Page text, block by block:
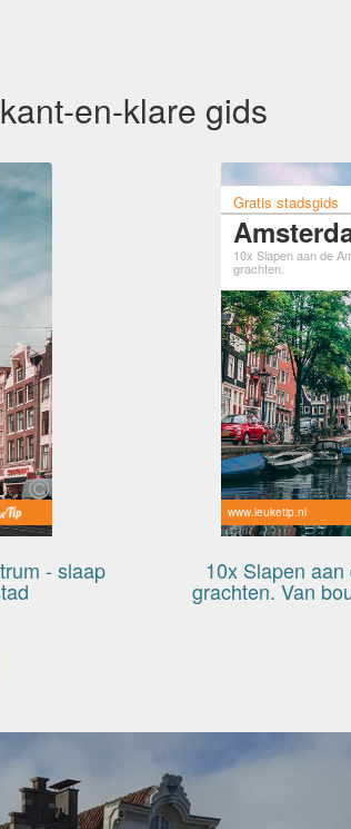
en-klare gids
- slaap
Gratis stadsgids
10x Slapen aan de
grachten.
www.leuketip.nl
10x Slapen
grachten. Van